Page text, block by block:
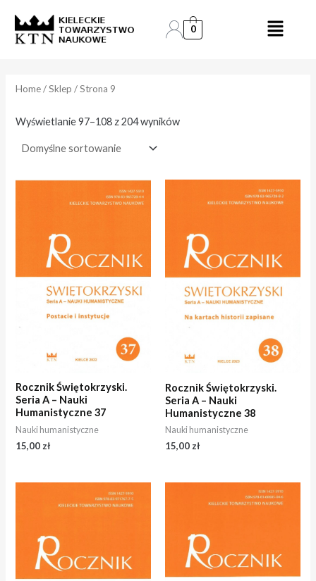
content
0
Home/Sklep / Strona 9
Wyświetlanie 97–108 z 204 wyników
Rocznik Świętokrzyski.
Seria A – Nauki
Humanistyczne 37
Nauki humanistyczne
15,00 zł
Rocznik Świętokrzyski.
Seria A – Nauki
Humanistyczne 38
Nauki humanistyczne
15,00zł